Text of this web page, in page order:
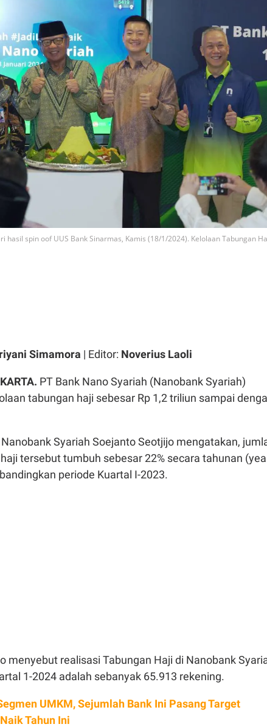
hasil spin oof UUS Bank Sinarmas, Kamis (18/1/2024). Kelolaan Tabungan
Simamora | Editor: Noverius Laoli
PT Bank Nano Syariah (Nanobank Syariah)
tabungan haji sebesar Rp 1,2 triliun sampai
Syariah Soejanto Seotjijo mengatakan,
tersebut tumbuh sebesar 22% secara tahunan
periode Kuartal I-2023.
menyebut realisasi Tabungan Haji di Nanobank
1-2024 adalah sebanyak 65.913 rekening.
UMKM, Sejumlah Bank Ini Pasang Target
Tahun Ini